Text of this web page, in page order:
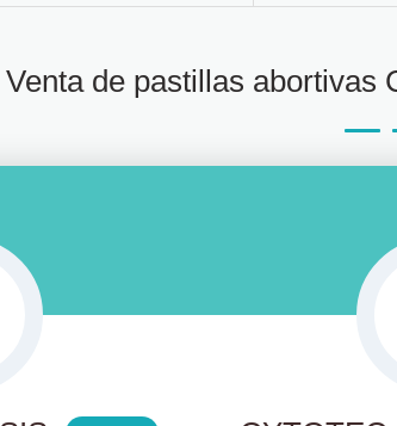
Venta de pastillas abortivas